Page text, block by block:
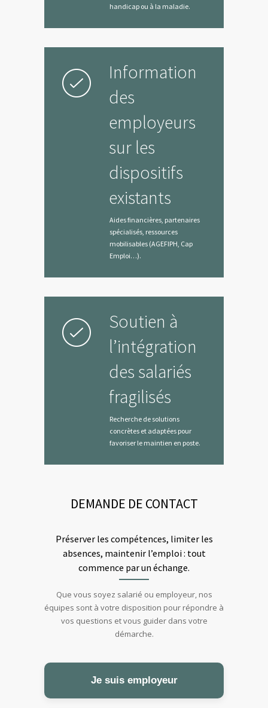
handicap ou à la maladie.
Information
des
employeurs
sur les
dispositifs
existants
Aides financières, partenaires
spécialisés, ressources
mobilisables (AGEFIPH, Cap
Emploi…).
Soutien à
l’intégration
des salariés
fragilisés
Recherche de solutions
concrètes et adaptées pour
favoriser le maintien en poste.
DEMANDE DE CONTACT
Préserver les compétences, limiter les
absences, maintenir l’emploi : tout
commence par un échange.
Que vous soyez salarié ou employeur, nos
équipes sont à votre disposition pour répondre à
vos questions et vous guider dans votre
démarche.
Je suis employeur